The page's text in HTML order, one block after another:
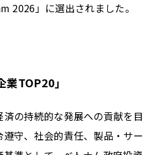
2026」に選出されました。
業TOP20」
の持続的な発展への貢献を目
守、社会的責任、製品・サー